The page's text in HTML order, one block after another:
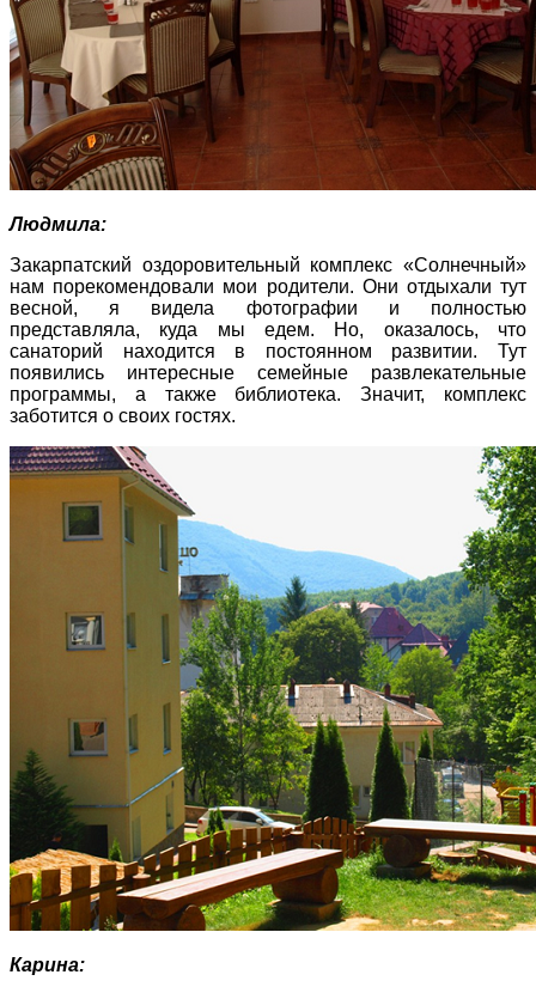
Людмила:
Закарпатский оздоровительный комплекс «Солнечный»
нам порекомендовали мои родители. Они отдыхали тут
весной, я видела фотографии и полностью
представляла, куда мы едем. Но, оказалось, что
санаторий находится в постоянном развитии. Тут
появились интересные семейные развлекательные
программы, а также библиотека. Значит, комплекс
заботится о своих гостях.
Карина: